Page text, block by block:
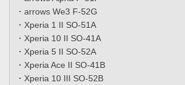
・arrows We3 F-52G
・Xperia 1 II SO-51A
・Xperia 10 II SO-41A
・Xperia 5 II SO-52A
・Xperia Ace II SO-41B
・Xperia 10 III SO-52B